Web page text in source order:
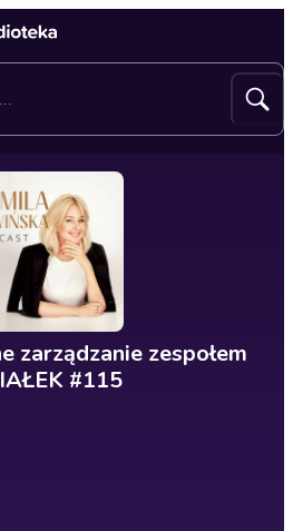
zarządzanie zespołem
#115